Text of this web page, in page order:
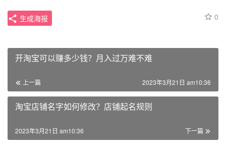
0
生成海报
开淘宝可以赚多少钱？月入过万难不难
上一篇 2023年3月21日 am10:36
淘宝店铺名字如何修改？店铺起名规则
下一篇
2023年3月21日 am10:36